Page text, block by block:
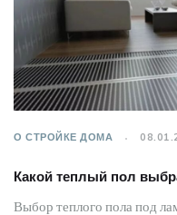
О СТРОЙКЕ ДОМА
Какой теплый пол
Выбор теплого пола под